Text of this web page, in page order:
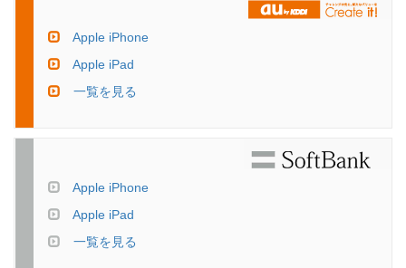
Apple iPhone
Apple iPad
一覧を見る
Apple iPhone
Apple iPad
一覧を見る